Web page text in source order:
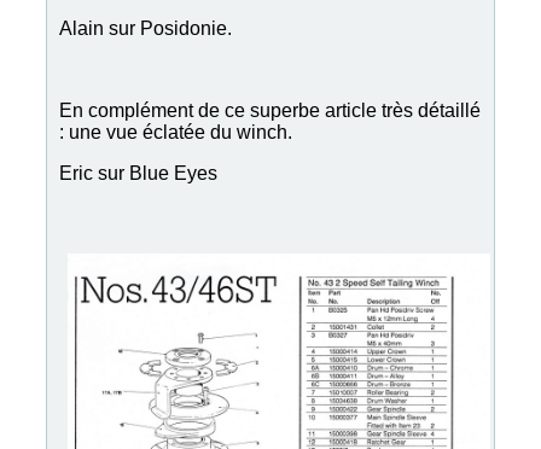
Alain sur Posidonie.
En complément de ce superbe article très détaillé
: une vue éclatée du winch.
Eric sur Blue Eyes